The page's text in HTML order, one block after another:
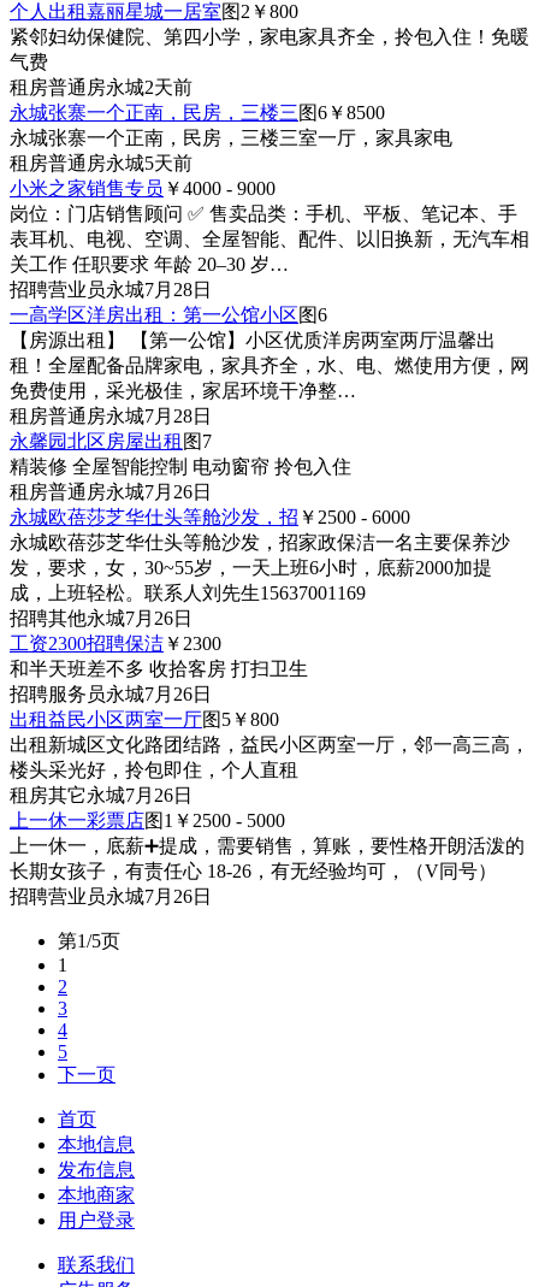
个人出租嘉丽星城一居室图2 ￥800
紧邻妇幼保健院、第四小学，家电家具齐全，拎包入住！免暖
气费
租房普通房永城2天前
永城张寨一个正南，民房，三楼三图6 ￥8500
永城张寨一个正南，民房，三楼三室一厅，家具家电
租房普通房永城5天前
小米之家销售专员 ￥4000 - 9000
岗位：门店销售顾问 ✅ 售卖品类：手机、平板、笔记本、手
表耳机、电视、空调、全屋智能、配件、以旧换新，无汽车相
关工作 任职要求 年龄 20–30 岁…
招聘营业员永城7月28日
一高学区洋房出租：第一公馆小区图6
【房源出租】 【第一公馆】小区优质洋房两室两厅温馨出
租！全屋配备品牌家电，家具齐全，水、电、燃使用方便，网
免费使用，采光极佳，家居环境干净整…
租房普通房永城7月28日
永馨园北区房屋出租 图7
精装修 全屋智能控制 电动窗帘 拎包入住
租房普通房永城7月26日
永城欧蓓莎芝华仕头等舱沙发，招 ￥2500 - 6000
永城欧蓓莎芝华仕头等舱沙发，招家政保洁一名主要保养沙
发，要求，女，30~55岁，一天上班6小时，底薪2000加提
成，上班轻松。联系人刘先生15637001169
招聘其他永城7月26日
工资2300招聘保洁 ￥2300
和半天班差不多 收拾客房 打扫卫生
招聘服务员永城7月26日
出租益民小区两室一厅图5 ￥800
出租新城区文化路团结路，益民小区两室一厅，邻一高三高，
楼头采光好，拎包即住，个人直租
租房其它永城7月26日
上一休一彩票店图1 ￥2500 - 5000
上一休一，底薪➕提成，需要销售，算账，要性格开朗活泼的
长期女孩子，有责任心 18-26，有无经验均可，（V同号）
招聘营业员永城7月26日
第1/5页
1
2
3
4
5
下一页
首页
本地信息
发布信息
本地商家
用户登录
联系我们